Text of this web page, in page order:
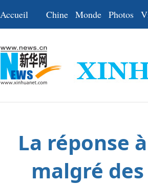
Accueil Chine Monde Photos
La réponse
malgré